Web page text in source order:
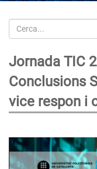
Cerca
Jornada TIC
Conclusions
vice respon i